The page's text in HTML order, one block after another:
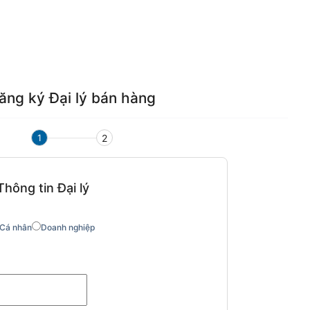
ký Đại lý bán hàng
1 2
tin Đại lý
Cá nhân Doanh nghiệp